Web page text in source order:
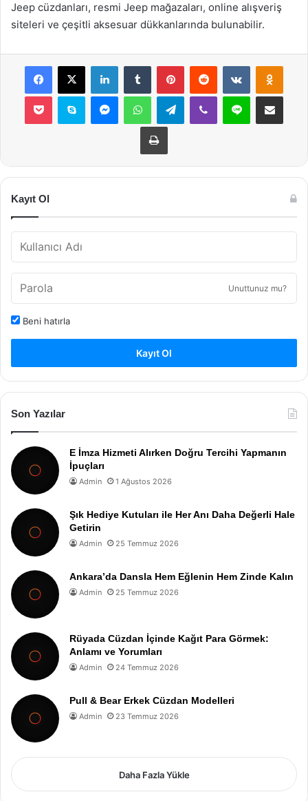
Jeep cüzdanları, resmi Jeep mağazaları, online alışveriş
siteleri ve çeşitli aksesuar dükkanlarında bulunabilir.
Facebook
X LinkedInTumblr PinterestReddit VKontakte
Pocket Skype MessengerWhatsAppTelegramViber Line E-Posta ile
Yazdır
Kayıt Ol
Unuttunuz mu?
Beni hatırla
Kayıt Ol
Son Yazılar
E İmza Hizmeti Alırken Doğru Tercihi Yapmanın
İpuçları
Admin 1 Ağustos 2026
Şık Hediye Kutuları ile Her Anı Daha Değerli Hale
Getirin
Admin 25 Temmuz 2026
Ankara’da Dansla Hem Eğlenin Hem Zinde Kalın
Admin 25 Temmuz 2026
Rüyada Cüzdan İçinde Kağıt Para Görmek:
Anlamı ve Yorumları
Admin 24 Temmuz 2026
Pull & Bear Erkek Cüzdan Modelleri
Admin 23 Temmuz 2026
Daha Fazla Yükle